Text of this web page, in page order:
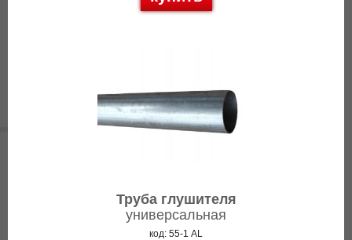
Труба глушителя
универсальная
код: 55-1 AL